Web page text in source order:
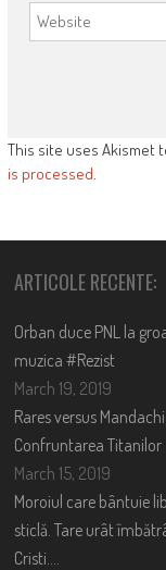
This site uses Akismet
is processed
ARTICOLE RECENTE:
Orban duce PNL la
muzica #Rezist
March 19, 2019
Rares versus
Confruntarea Titanilor
March 15, 2019
Moroiul care bântuie
sticlă. Tare urât
Cristi….